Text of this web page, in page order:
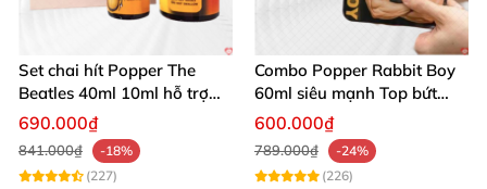
Set chai hít Popper The
Beatles 40ml 10ml hỗ trợ
giãn nở hậu môn cho Top
690.000₫
841.000₫
-18%
(227)
Combo Popper Rabbit Boy
60ml siêu mạnh Top bứt
phá giới hạn
600.000₫
789.000₫
-24%
(226)